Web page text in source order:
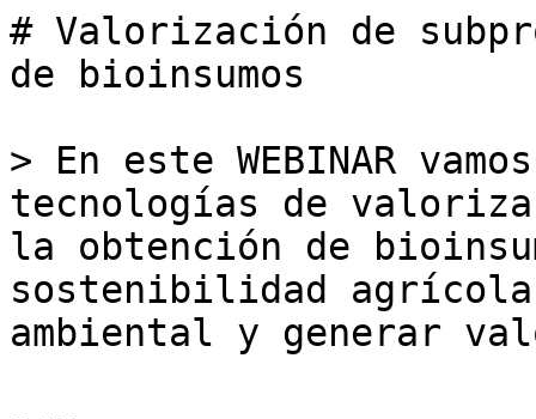
# Valorización de
de bioinsumos
> En este WEBINAR
tecnologías de
la obtención de
sostenibilidad
ambiental y generar